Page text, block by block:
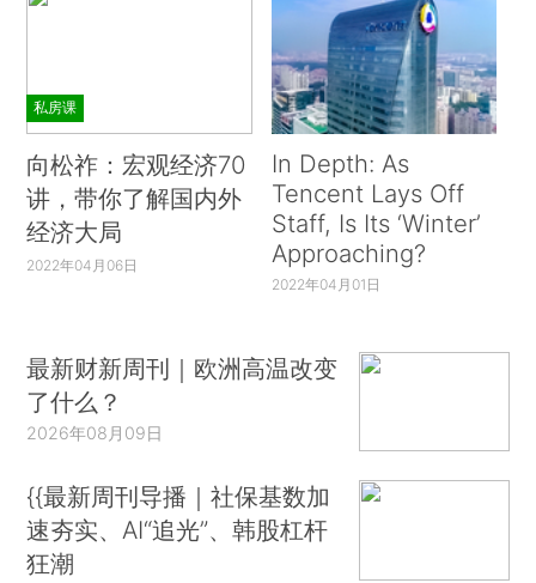
私房课
向松祚：宏观经济70
讲，带你了解国内外
经济大局
2022年04月06日
In Depth: As
Tencent Lays Off
Staff, Is Its ‘Winter’
Approaching?
2022年04月01日
最新财新周刊｜欧洲高温改变
了什么？
2026年08月09日
{{最新周刊导播｜社保基数加
速夯实、AI“追光”、韩股杠杆
狂潮